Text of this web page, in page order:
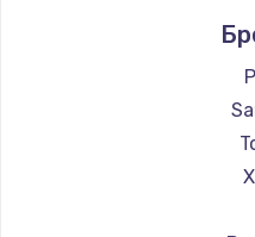
Ремонт
Ремонт
Ремонт
Ремонт
Ремонт
Ремонт